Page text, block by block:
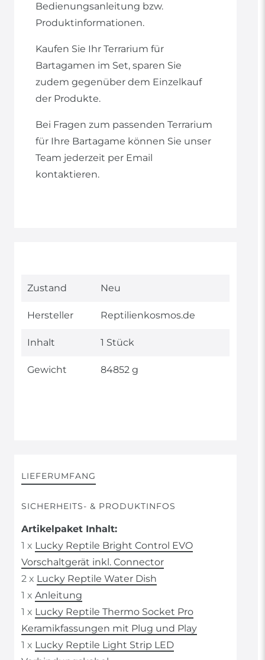
Bedienungsanleitung bzw.
Produktinformationen.
Kaufen Sie Ihr Terrarium für
Bartagamen im Set, sparen Sie
zudem gegenüber dem Einzelkauf
der Produkte.
Bei Fragen zum passenden Terrarium
für Ihre Bartagame können Sie unser
Team jederzeit per Email
kontaktieren.
Technisches
Wert
Zustand Neu
Hersteller Reptilienkosmos.de
Inhalt 1 Stück
Gewicht 84852 g
LIEFERUMFANG
SICHERHEITS- & PRODUKTINFOS
Artikelpaket Inhalt:
1 x Lucky Reptile Bright Control EVO
Vorschaltgerät inkl. Connector
2 x Lucky Reptile Water Dish
1 x Anleitung
1 x Lucky Reptile Thermo Socket Pro
Keramikfassungen mit Plug und Play
1 x Lucky Reptile Light Strip LED